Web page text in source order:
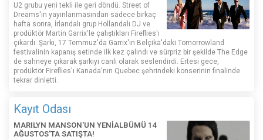
U2 grubu yeni tekli ile geri döndü. Street of
Dreams'in yayınlanmasından sadece birkaç
hafta sonra, İrlandalı grup Hollandalı DJ ve
prodüktör Martin Garrix'le çalıştıkları Fireflies'ı
çıkardı. Şarkı, 17 Temmuz'da Garrix'in Belçika'daki Tomorrowland
festivalinin kapanış setinde ilk kez çalındı ​​ve sürpriz bir şekilde The Edge
de sahneye çıkarak şarkıyı canlı olarak seslendirdi. Ertesi gece,
prodüktör Fireflies'ı Kanada'nın Quebec şehrindeki konserinin finalinde
tekrar dinletti.
Kayıt Odası
MARILYN MANSON'UN YENİALBÜMÜ 14
AĞUSTOS'TA SATIŞTA!